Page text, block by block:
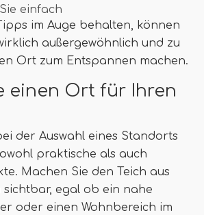
einfach
im Auge behalten, können
außergewöhnlich und zu
Ort zum Entspannen machen.
einen Ort für Ihren
der Auswahl eines Standorts
praktische als auch
Machen Sie den Teich aus
sichtbar, egal ob ein nahe
oder einen Wohnbereich im